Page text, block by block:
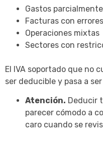
Gastos
Facturas con
Operaciones mixtas
Sectores con
El IVA soportado que no
ser deducible y pasa a
Atención. Deducir
parecer cómodo a
caro cuando se